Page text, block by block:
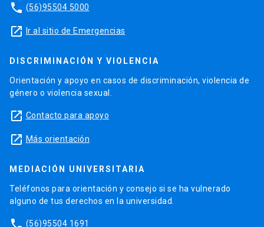
phone (56)95504 5000
launch Ir al sitio de Emergencias
DISCRIMINACIÓN Y VIOLENCIA
Orientación y apoyo en casos de discriminación, violencia de
género o violencia sexual.
launch Contacto para apoyo
launch Más orientación
MEDIACIÓN UNIVERSITARIA
Teléfonos para orientación y consejo si se ha vulnerado
alguno de tus derechos en la universidad.
(56)95504 1691